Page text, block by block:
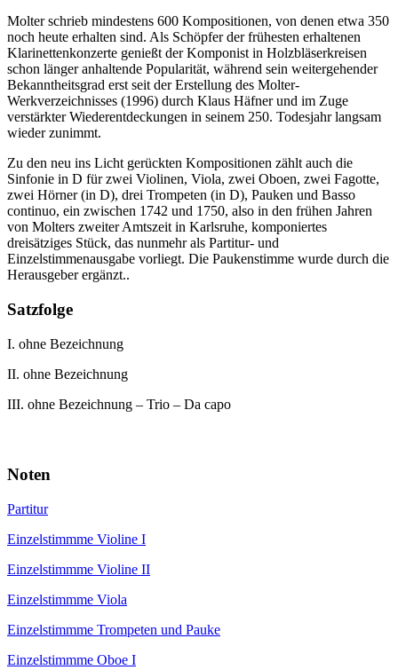
Molter schrieb mindestens 600 Kompositionen, von denen etwa 350
noch heute erhalten sind. Als Schöpfer der frühesten erhaltenen
Klarinettenkonzerte genießt der Komponist in Holzbläserkreisen
schon länger anhaltende Popularität, während sein weitergehender
Bekanntheitsgrad erst seit der Erstellung des Molter-
Werkverzeichnisses (1996) durch Klaus Häfner und im Zuge
verstärkter Wiederentdeckungen in seinem 250. Todesjahr langsam
wieder zunimmt.
Zu den neu ins Licht gerückten Kompositionen zählt auch die
Sinfonie in D für zwei Violinen, Viola, zwei Oboen, zwei Fagotte,
zwei Hörner (in D), drei Trompeten (in D), Pauken und Basso
continuo, ein zwischen 1742 und 1750, also in den frühen Jahren
von Molters zweiter Amtszeit in Karlsruhe, komponiertes
dreisätziges Stück, das nunmehr als Partitur- und
Einzelstimmenausgabe vorliegt. Die Paukenstimme wurde durch die
Herausgeber ergänzt..
Satzfolge
I. ohne Bezeichnung
II. ohne Bezeichnung
III. ohne Bezeichnung – Trio – Da capo
Noten
Partitur
Einzelstimmme Violine I
Einzelstimmme Violine II
Einzelstimmme Viola
Einzelstimmme Trompeten und Pauke
Einzelstimmme Oboe I